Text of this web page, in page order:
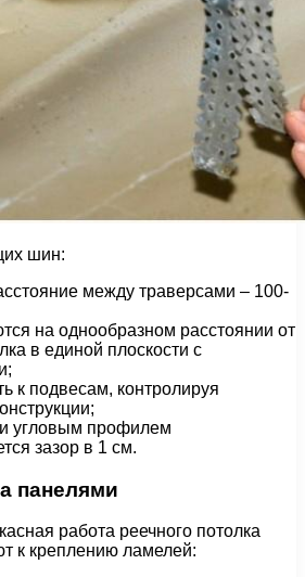
шин:
между траверсами – 100-
на однообразном расстоянии от
в единой плоскости с
к подвесам, контролируя
угловым профилем
зазор в 1 см.
панелями
работа реечного потолка
к креплению ламелей: